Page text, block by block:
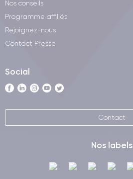
Nos conseils
Programme affiliés
Rejoignez-nous
Contact Presse
Social
Contact
Nos labels